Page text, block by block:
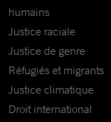
humains
Justice raciale
Justice de genre
Réfugiés et migrants
Justice climatique
Droit international